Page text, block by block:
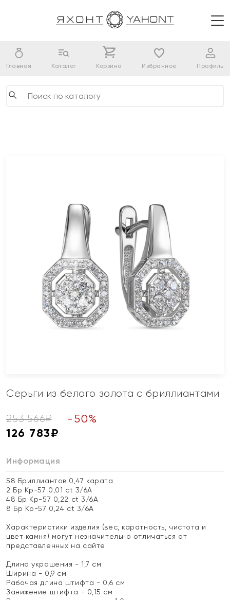
Главная Каталог Корзина Избранное Профиль
Серьги из белого золота с бриллиантами
253 566₽ - 50%
126 783₽
Информация
58 Бриллиантов 0,47 карата
2 Бр Кр-57 0,01 ct 3/6А
48 Бр Кр-57 0,22 ct 3/6А
8 Бр Кр-57 0,24 ct 3/6А
Характеристики изделия (вес, каратность, чистота и
цвет камня) могут незначительно отличаться от
представленных на сайте
Длина украшения - 1,7 см
Ширина - 0,9 см
Рабочая длина штифта - 0,6 см
Занижение штифта - 0,15 см